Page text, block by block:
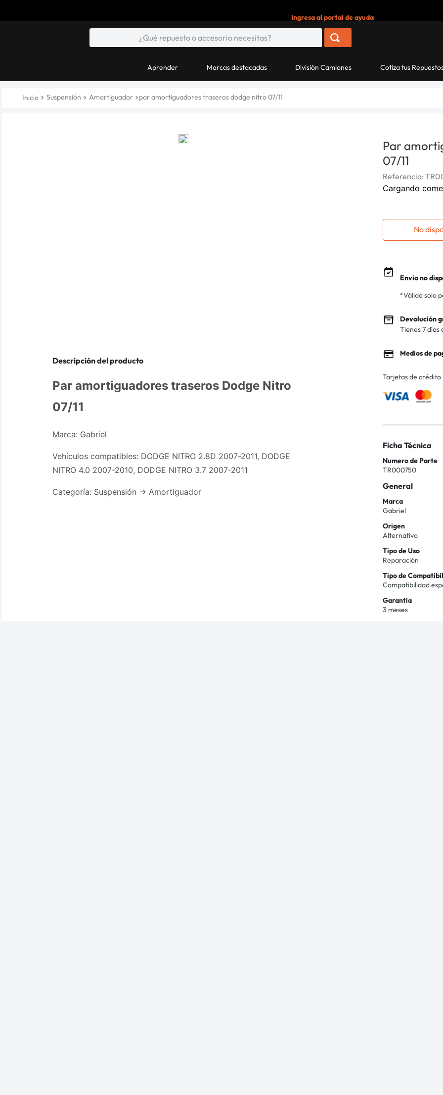
Ingresa al portal de ayuda
Aprender Marcas destacadas División Camiones Cotiza tus
Suspensión Amortiguador par amortiguadores traseros dodge nitro 07/11
Descripción del producto
Par amortiguadores traseros Dodge Nitro
07/11
Marca: Gabriel
Vehículos compatibles: DODGE NITRO 2.8D 2007-2011, DODGE
NITRO 4.0 2007-2010, DODGE NITRO 3.7 2007-2011
Categoría: Suspensión -> Amortiguador
Par
07/11
Referencia:
Cargando
No
Envio no
*Válido solo
Devolución
Tienes 7 días
Medios de
Tarjetas de crédito
Ficha Técnica
Numero de Parte
TR000750
General
Marca
Gabriel
Origen
Alternativo
Tipo de Uso
Reparación
Tipo de
Compatibilidad
Garantía
3 meses